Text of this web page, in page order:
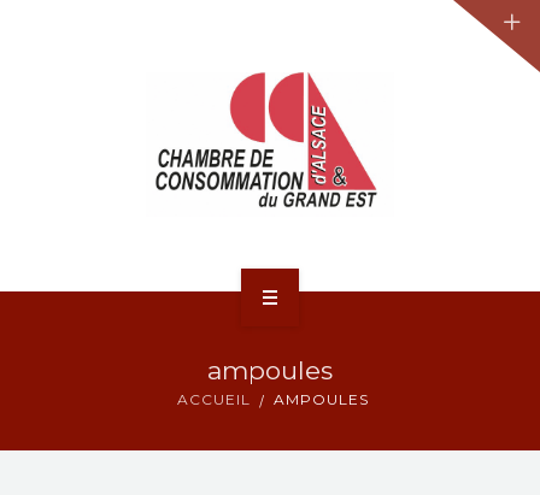
ampoules
ACCUEIL AMPOULES